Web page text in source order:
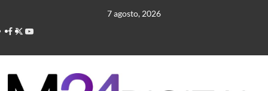
contenido
7 agosto, 2026